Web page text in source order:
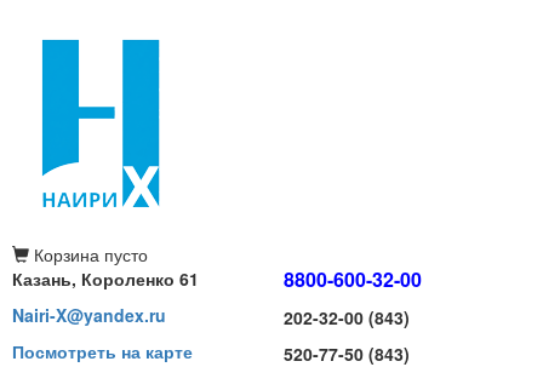
Корзина пусто
Казань, Короленко 61
Nairi-X@yandex.ru
Посмотреть на карте
8800-600-32-00
202-32-00 (843)
520-77-50 (843)